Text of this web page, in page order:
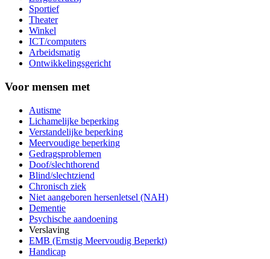
Sportief
Theater
Winkel
ICT/computers
Arbeidsmatig
Ontwikkelingsgericht
Voor mensen met
Autisme
Lichamelijke beperking
Verstandelijke beperking
Meervoudige beperking
Gedragsproblemen
Doof/slechthorend
Blind/slechtziend
Chronisch ziek
Niet aangeboren hersenletsel (NAH)
Dementie
Psychische aandoening
Verslaving
EMB (Ernstig Meervoudig Beperkt)
Handicap